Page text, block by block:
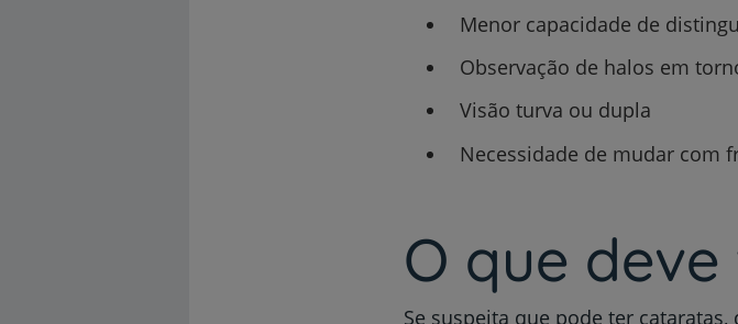
Prevenção
Grandes
Serviços
Menor capacidade de
Observação de halos em
Visão turva ou dupla
Necessidade de mudar com
O que
Se suspeita que pode ter